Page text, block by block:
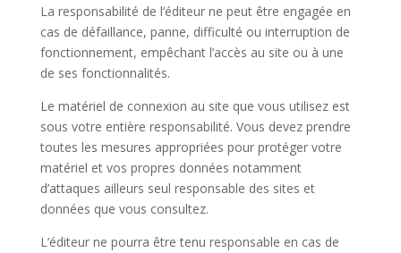
La responsabilité de l’éditeur ne peut être engagée en
cas de défaillance, panne, difficulté ou interruption de
fonctionnement, empêchant l’accès au site ou à une
de ses fonctionnalités.
Le matériel de connexion au site que vous utilisez est
sous votre entière responsabilité. Vous devez prendre
toutes les mesures appropriées pour protéger votre
matériel et vos propres données notamment
d’attaques ailleurs seul responsable des sites et
données que vous consultez.
L’éditeur ne pourra être tenu responsable en cas de